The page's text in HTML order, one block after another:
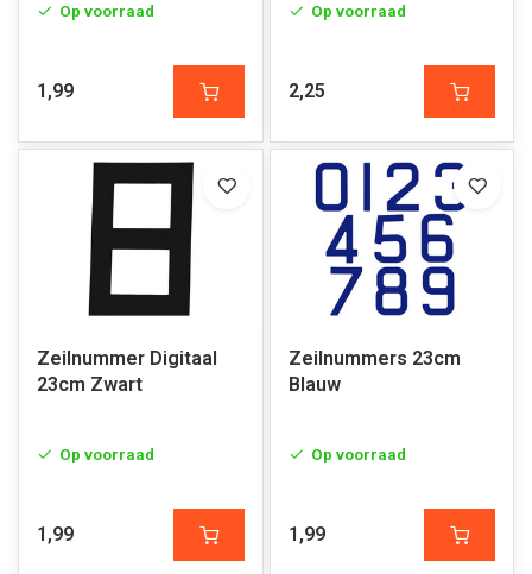
Op voorraad
1,99
Op voorraad
2,25
Zeilnummer Digitaal
23cm Zwart
Op voorraad
1,99
Zeilnummers 23cm
Blauw
Op voorraad
1,99